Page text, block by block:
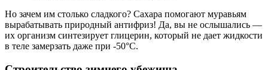
Но зачем им столько сладкого? Сахара помогают муравьям
вырабатывать природный антифриз! Да, вы не ослышались —
их организм синтезирует глицерин, который не дает жидкости
в теле замерзать даже при -50°C.